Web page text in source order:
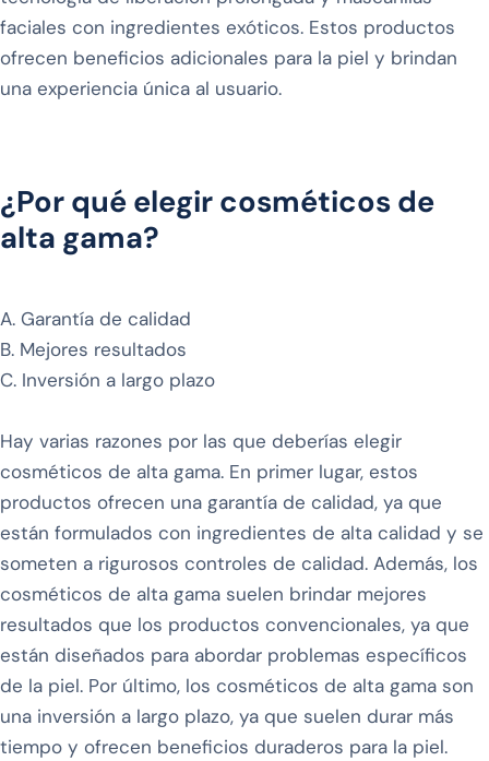
faciales con ingredientes exóticos. Estos productos
ofrecen beneficios adicionales para la piel y brindan
una experiencia única al usuario.
¿Por qué elegir cosméticos de
alta gama?
A. Garantía de calidad
B. Mejores resultados
C. Inversión a largo plazo
Hay varias razones por las que deberías elegir
cosméticos de alta gama. En primer lugar, estos
productos ofrecen una garantía de calidad, ya que
están formulados con ingredientes de alta calidad y se
someten a rigurosos controles de calidad. Además, los
cosméticos de alta gama suelen brindar mejores
resultados que los productos convencionales, ya que
están diseñados para abordar problemas específicos
de la piel. Por último, los cosméticos de alta gama son
una inversión a largo plazo, ya que suelen durar más
tiempo y ofrecen beneficios duraderos para la piel.